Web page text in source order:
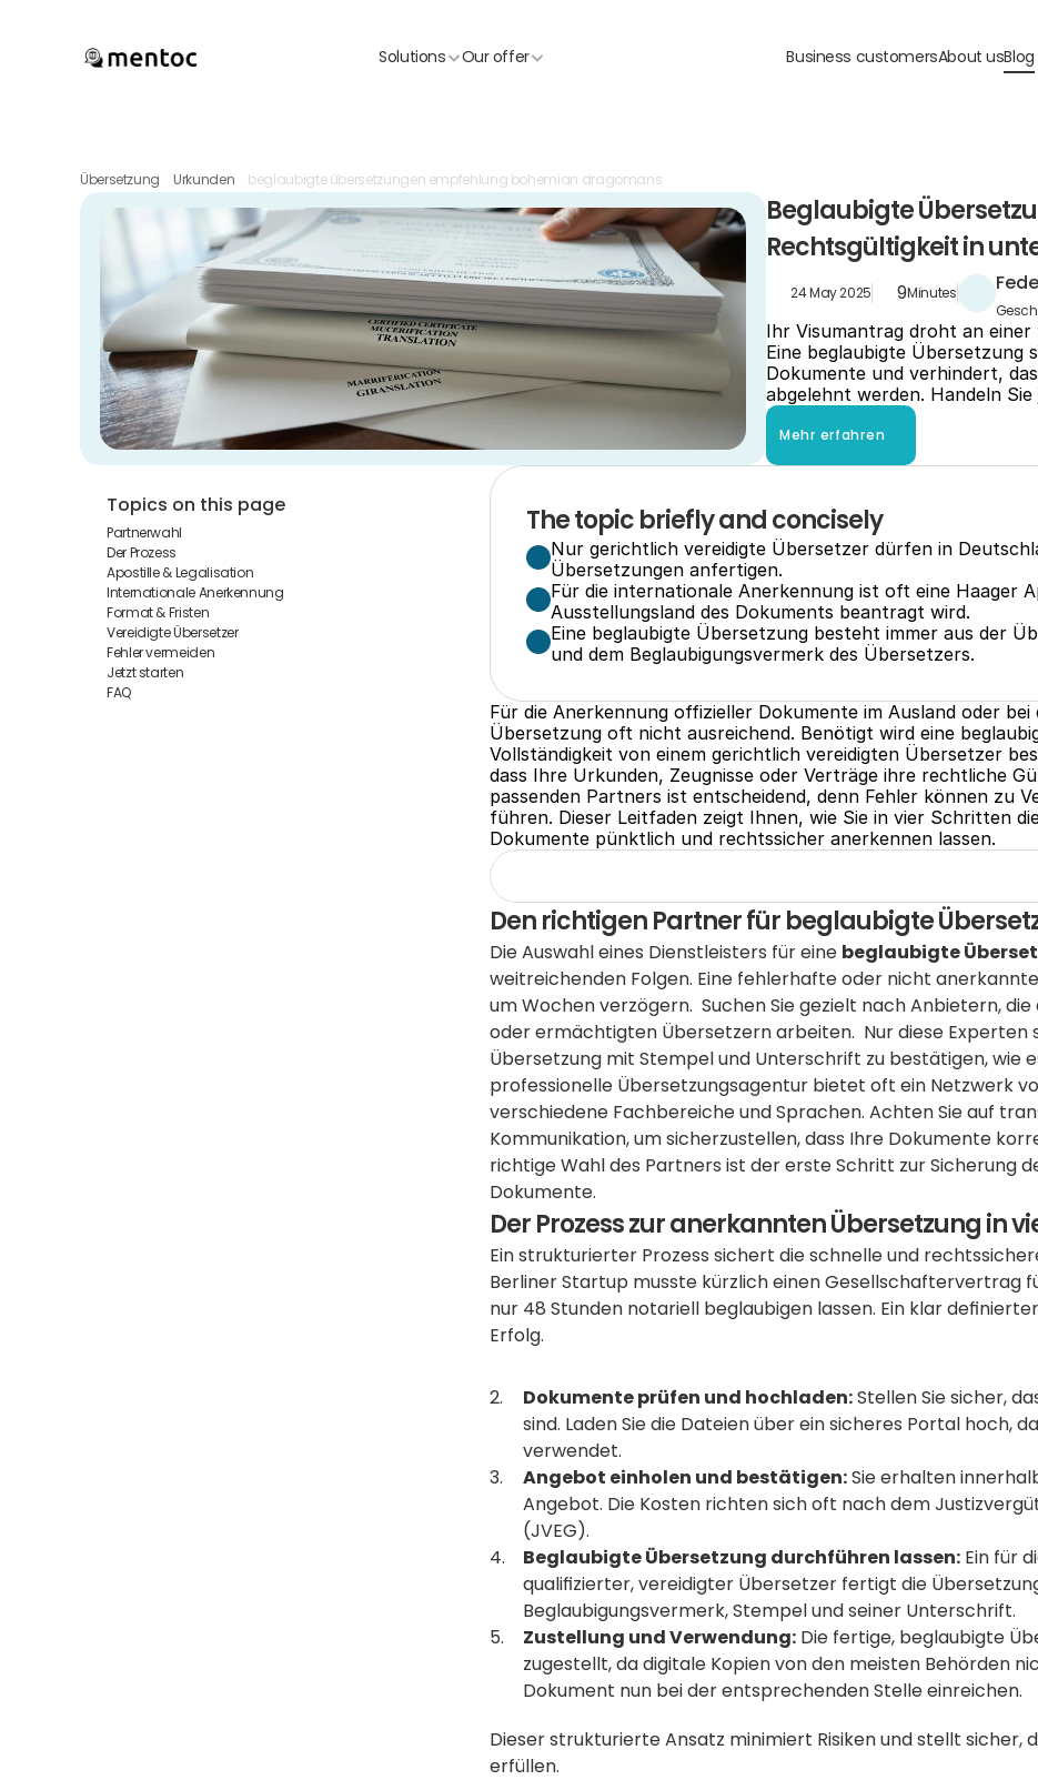
Solutions Our offer Business customersAbout usBlog
Übersetzung Urkunden beglaubigte übersetzungen empfehlung bohemian dragomans
Beglaubigte
Rechtsgültigkeit in
24 May 2025 9Minutes
Ihr Visumantrag droht an
Eine beglaubigte Übersetzung
Dokumente und verhindert,
abgelehnt werden. Handeln
Mehr erfahren
Topics on this page
Partnerwahl
Der Prozess
Apostille & Legalisation
Internationale Anerkennung
Format & Fristen
Vereidigte Übersetzer
Fehler vermeiden
Jetzt starten
FAQ
The topic briefly and concisely
Nur gerichtlich vereidigte Übersetzer dürfen in
Übersetzungen anfertigen.
Für die internationale Anerkennung ist oft eine Haager
Ausstellungsland des Dokuments beantragt wird.
Eine beglaubigte Übersetzung besteht immer aus der
und dem Beglaubigungsvermerk des Übersetzers.
Für die Anerkennung offizieller Dokumente im Ausland oder
Übersetzung oft nicht ausreichend. Benötigt wird eine
Vollständigkeit von einem gerichtlich vereidigten Übersetzer
dass Ihre Urkunden, Zeugnisse oder Verträge ihre rechtliche
passenden Partners ist entscheidend, denn Fehler können zu
führen. Dieser Leitfaden zeigt Ihnen, wie Sie in vier Schritten
Dokumente pünktlich und rechtssicher anerkennen lassen.
Den richtigen Partner für beglaubigte
Die Auswahl eines Dienstleisters für eine beglaubigte
weitreichenden Folgen. Eine fehlerhafte oder nicht
um Wochen verzögern.  Suchen Sie gezielt nach Anbietern,
oder ermächtigten Übersetzern arbeiten.  Nur diese Experten
Übersetzung mit Stempel und Unterschrift zu bestätigen, wie
professionelle Übersetzungsagentur bietet oft ein Netzwerk
verschiedene Fachbereiche und Sprachen. Achten Sie auf
Kommunikation, um sicherzustellen, dass Ihre Dokumente
richtige Wahl des Partners ist der erste Schritt zur Sicherung
Dokumente.
Der Prozess zur anerkannten Übersetzung in
Ein strukturierter Prozess sichert die schnelle und
Berliner Startup musste kürzlich einen Gesellschaftervertrag
nur 48 Stunden notariell beglaubigen lassen. Ein klar
Erfolg.
Dokumente prüfen und hochladen: Stellen Sie sicher,
sind. Laden Sie die Dateien über ein sicheres Portal hoch,
verwendet.
Angebot einholen und bestätigen: Sie erhalten
Angebot. Die Kosten richten sich oft nach dem
(JVEG).
Beglaubigte Übersetzung durchführen lassen: Ein für
qualifizierter, vereidigter Übersetzer fertigt die
Beglaubigungsvermerk, Stempel und seiner Unterschrift.
Zustellung und Verwendung: Die fertige, beglaubigte
zugestellt, da digitale Kopien von den meisten Behörden
Dokument nun bei der entsprechenden Stelle einreichen.
Dieser strukturierte Ansatz minimiert Risiken und stellt sicher,
erfüllen.